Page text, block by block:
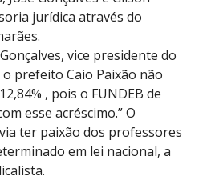
jurídica através do
vice presidente do
o prefeito Caio Paixão não
, pois o FUNDEB de
esse acréscimo.” O
ter paixão dos professores
em lei nacional, a